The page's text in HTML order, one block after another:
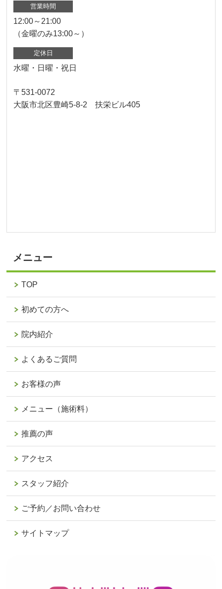
営業時間
12:00～21:00
（金曜のみ13:00～）
定休日
水曜・日曜・祝日
〒531-0072
大阪市北区豊崎5-8-2 扶栄ビル405
メニュー
TOP
初めての方へ
院内紹介
よくあるご質問
お客様の声
メニュー（施術料）
推薦の声
アクセス
スタッフ紹介
ご予約／お問い合わせ
サイトマップ